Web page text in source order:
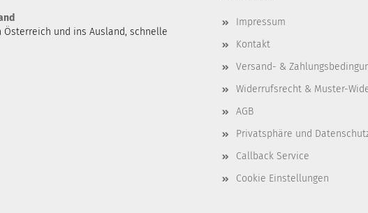
und ins Ausland, schnelle
Impressum
Kontakt
Versand- &
Widerrufsrecht & Muster-
AGB
Privatsphäre und
Callback Service
Cookie Einstellungen